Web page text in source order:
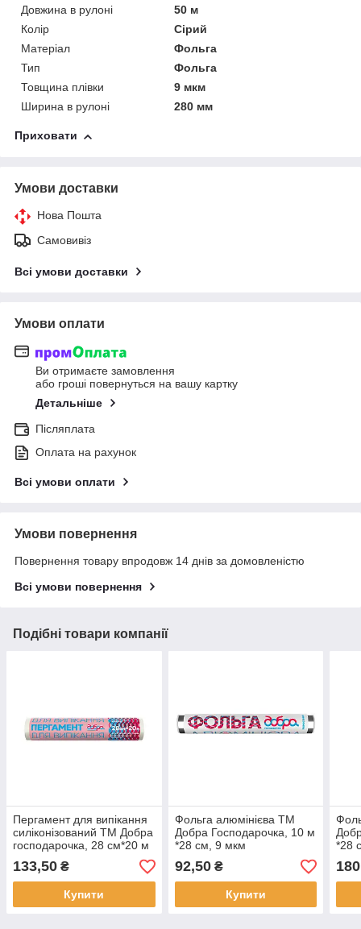
Довжина в рулоні
50 м
Колір
Сірий
Матеріал
Фольга
Тип
Фольга
Товщина плівки
9 мкм
Ширина в рулоні
280 мм
Приховати
Умови доставки
Нова Пошта
Самовивіз
Всі умови доставки
Умови оплати
Ви отримаєте замовлення
або гроші повернуться на вашу картку
Детальніше
Післяплата
Оплата на рахунок
Всі умови оплати
Умови повернення
Повернення товару впродовж 14 днів за домовленістю
Всі умови повернення
Подібні товари компанії
Пергамент для випікання
силіконізований ТМ Добра
господарочка, 28 см*20 м
133,50 ₴
Купити
Фольга алюмінієва ТМ
Добра Господарочка, 10 м
*28 см, 9 мкм
92,50₴
Купити
*28